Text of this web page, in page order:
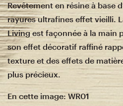
Revêtement en résine à base
rayures ultrafines effet vieilli.
Living est façonnée à la main
son effet décoratif raffiné
texture et des effets de
plus précieux.
En cette image: WR01